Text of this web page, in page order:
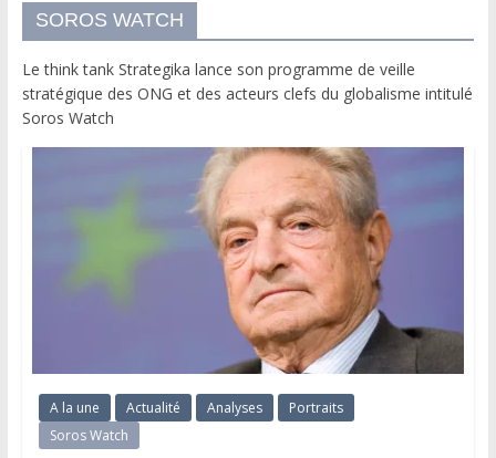
SOROS WATCH
Le think tank Strategika lance son programme de veille
stratégique des ONG et des acteurs clefs du globalisme intitulé
Soros Watch
A la une Actualité Analyses
Portraits
Soros Watch